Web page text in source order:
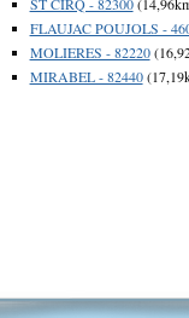
FLAUJAC POUJOLS -
MOLIERES - 82220
MIRABEL - 82440